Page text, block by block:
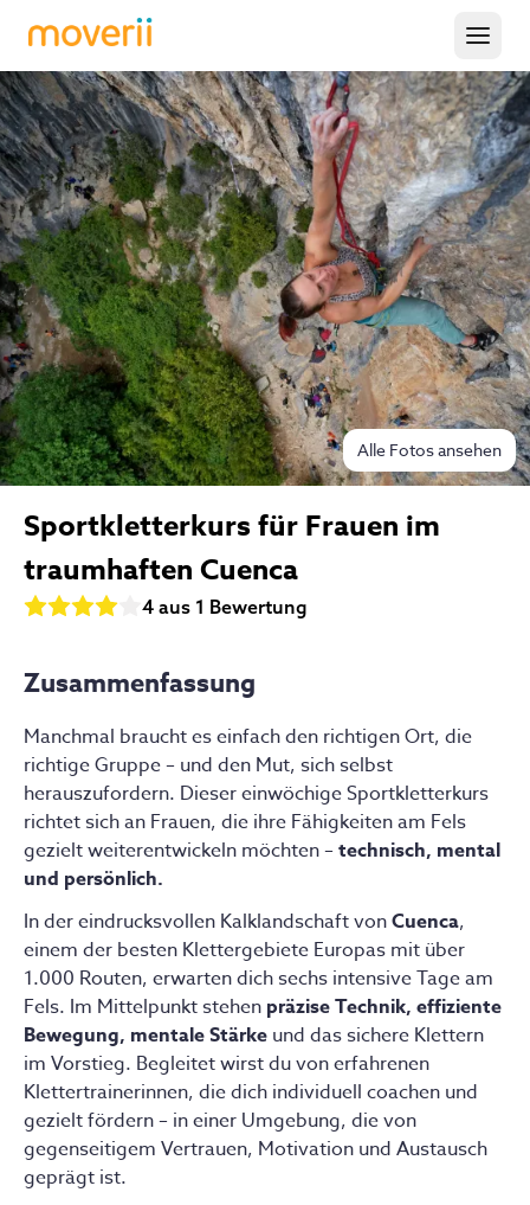
Alle Fotos ansehen
Sportkletterkurs für Frauen im
traumhaften Cuenca
4 aus 1 Bewertung
Zusammenfassung
Manchmal braucht es einfach den richtigen Ort, die
richtige Gruppe – und den Mut, sich selbst
herauszufordern. Dieser einwöchige Sportkletterkurs
richtet sich an Frauen, die ihre Fähigkeiten am Fels
gezielt weiterentwickeln möchten –technisch, mental
und persönlich.
In der eindrucksvollen Kalklandschaft vonCuenca,
einem der besten Klettergebiete Europas mit über
1.000 Routen, erwarten dich sechs intensive Tage am
Fels. Im Mittelpunkt stehen präzise Technik, effiziente
Bewegung, mentale Stärke und das sichere Klettern
im Vorstieg. Begleitet wirst du von erfahrenen
Klettertrainerinnen, die dich individuell coachen und
gezielt fördern – in einer Umgebung, die von
gegenseitigem Vertrauen, Motivation und Austausch
geprägt ist.